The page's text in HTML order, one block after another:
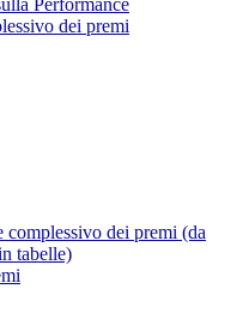
Performance
dei premi
complessivo dei premi (da
tabelle)